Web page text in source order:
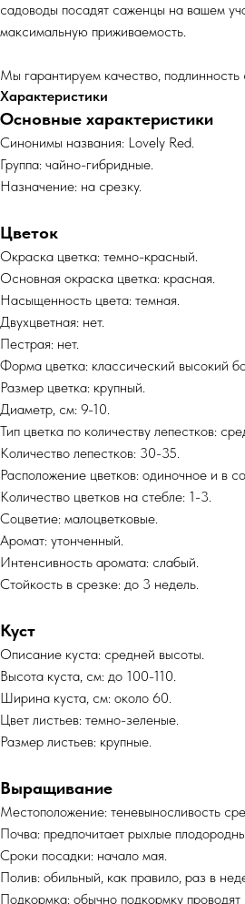
садоводы посадят саженцы на вашем
максимальную приживаемость.
Мы гарантируем качество, подлинность
Характеристики
Основные характеристики
Синонимы названия: Lovely Red.
Группа: чайно-гибридные.
Назначение: на срезку.
Цветок
Окраска цветка: темно-красный.
Основная окраска цветка: красная.
Насыщенность цвета: темная.
Двухцветная: нет.
Пестрая: нет.
Форма цветка: классический высокий
Размер цветка: крупный.
Диаметр, см: 9-10.
Тип цветка по количеству лепестков:
Количество лепестков: 30-35.
Расположение цветков: одиночное и в
Количество цветков на стебле: 1-3.
Соцветие: малоцветковые.
Аромат: утонченный.
Интенсивность аромата: слабый.
Стойкость в срезке: до 3 недель.
Куст
Описание куста: средней высоты.
Высота куста, см: до 100-110.
Ширина куста, см: около 60.
Цвет листьев: темно-зеленые.
Размер листьев: крупные.
Выращивание
Местоположение: теневыносливость
Почва: предпочитает рыхлые
Сроки посадки: начало мая.
Полив: обильный, как правило, раз в
Подкормка: обычно подкормку